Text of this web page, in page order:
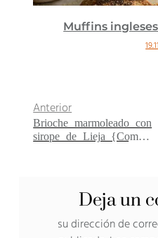
Muffins
Anterior
Brioche marmoleado con
sirope de Lieja {Comida
Deja un
su dirección de